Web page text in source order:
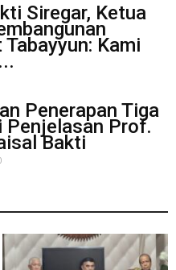
Siregar, Ketua
Kami
Penerapan Tiga
Penjelasan Prof.
Bakti